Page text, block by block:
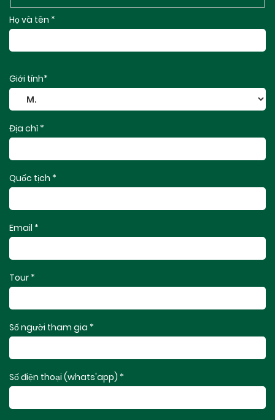
Họ và tên *
Giới tính*
Địa chỉ *
Quốc tịch *
Email *
Tour *
Số người tham gia *
Số điện thoại (whats'app) *